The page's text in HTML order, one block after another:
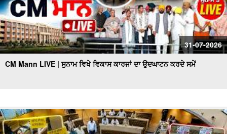
31-07-2026
CM Mann LIVE | ਸੁਨਾਮ ਵਿਖੇ ਵਿਕਾਸ ਕਾਰਜਾਂ ਦਾ ਉਦਘਾਟਨ ਕਰਦੇ ਸਮੇਂ